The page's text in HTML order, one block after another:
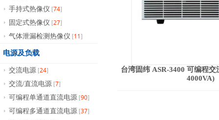
手持式热像仪 [74]
固定式热像仪 [27]
气体泄漏检测热像仪 [11]
电源及负载
交流电源 [24]
交流/直流电源 [7]
可编程单通道直流电源 [90]
可编程多通道直流电源 [37]
台湾固纬 ASR-3400 可编程
4000VA)